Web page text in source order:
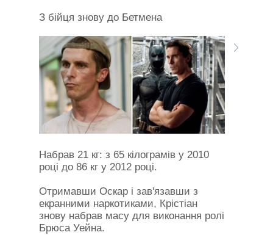
З бійця знову до Бетмена
Набрав 21 кг: з 65 кілограмів у 2010
році до 86 кг у 2012 році.
Отримавши Оскар і зав'язавши з
екранними наркотиками, Крістіан
знову набрав масу для виконання ролі
Брюса Уейна.